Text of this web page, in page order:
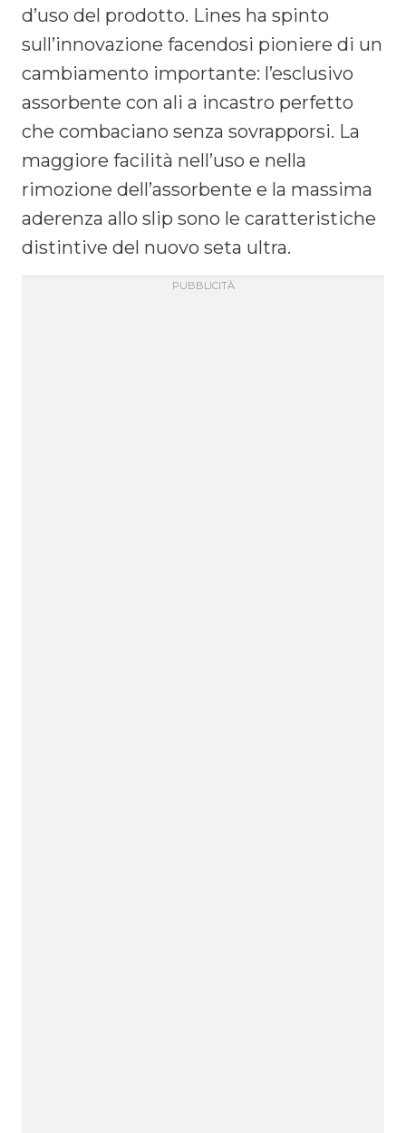
d’uso del prodotto. Lines ha spinto
sull’innovazione facendosi pioniere di un
cambiamento importante: l’esclusivo
assorbente con ali a incastro perfetto
che combaciano senza sovrapporsi. La
maggiore facilità nell’uso e nella
rimozione dell’assorbente e la massima
aderenza allo slip sono le caratteristiche
distintive del nuovo seta ultra.